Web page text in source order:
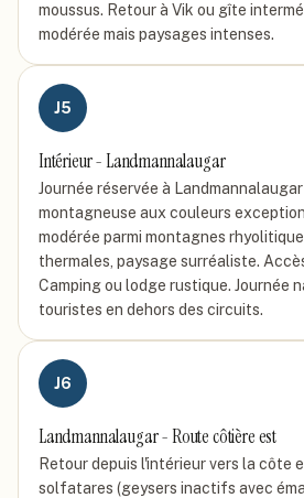
moussus. Retour à Vik ou gîte
modérée mais paysages intenses.
J5
Intérieur - Landmannalaugar
Journée réservée à
montagneuse aux couleurs
modérée parmi montagnes
thermales, paysage surréaliste.
Camping ou lodge rustique. Journée
touristes en dehors des circuits.
J6
Landmannalaugar - Route côtière est
Retour depuis l'intérieur vers la côte
solfatares (geysers inactifs avec